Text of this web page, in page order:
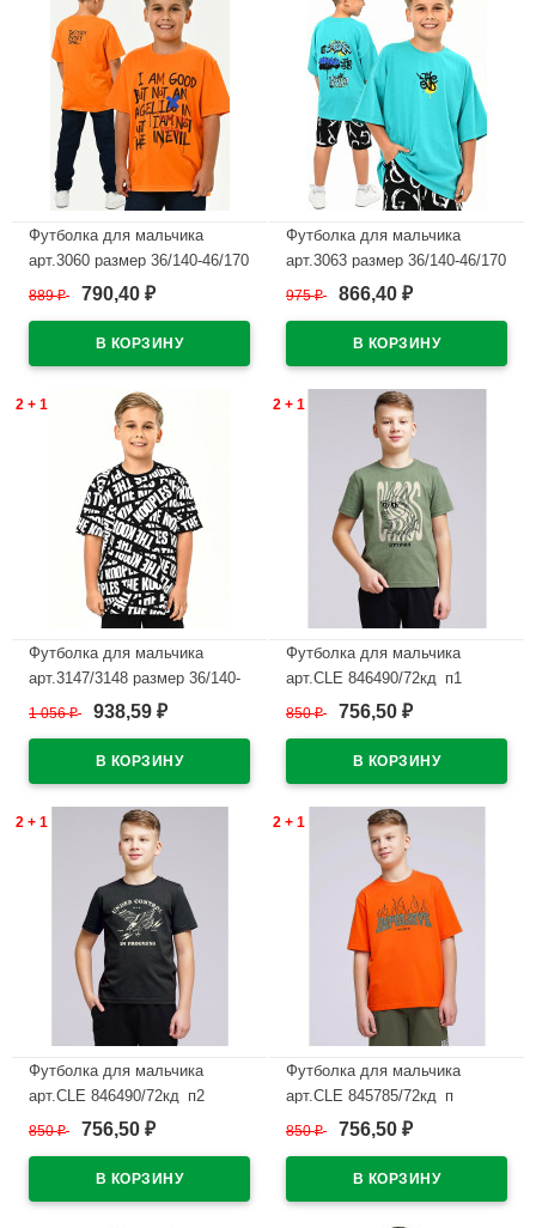
Футболка для мальчика
арт.3060 размер 36/140-46/170
цвет оранжевый
889₽ 790,40 ₽
Футболка для мальчика
арт.3063 размер 36/140-46/170
цвет изумруд
975₽ 866,40 ₽
2 + 1
Футболка для мальчика
арт.3147/3148 размер 36/140-
46/170 цвет белый
1 056₽ 938,59 ₽
2 + 1
Футболка для мальчика
арт.CLE 846490/72кд_п1
размер 34/134-42/158 цвет
850₽ 756,50 ₽
2 + 1
Футболка для мальчика
арт.CLE 846490/72кд_п2
размер 34/134-42/158 цвет
850₽ 756,50 ₽
2 + 1
Футболка для мальчика
арт.CLE 845785/72кд_п
размер 34/134-42/158 цвет
850₽ 756,50 ₽